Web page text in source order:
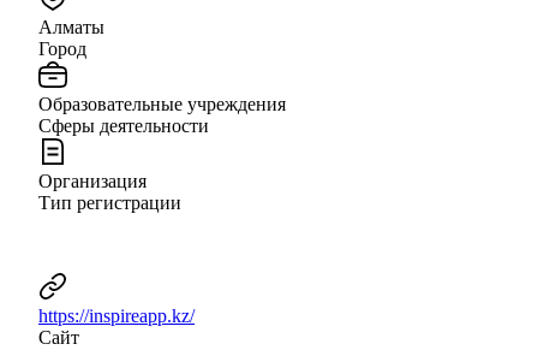
Алматы
Город
Образовательные учреждения
Сферы деятельности
Организация
Тип регистрации
https://inspireapp.kz/
Сайт